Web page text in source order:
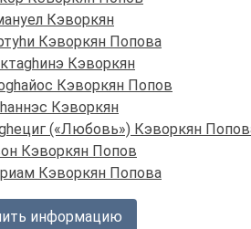
Кэворкян
Кэворкян Попова
Кэворкян
Кэворкян Попов
Кэворкян
(«Любовь») Кэворкян
Кэворкян Попов
Кэворкян Попова
информацию